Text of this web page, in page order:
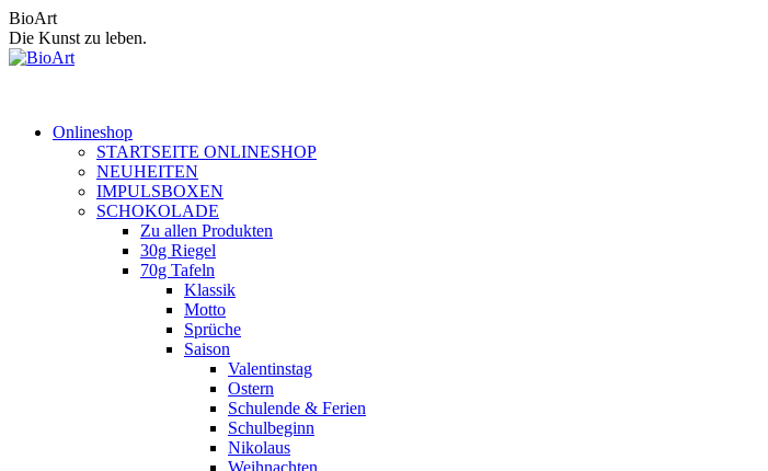
Zum
Inhalt
springen
BioArt
Die Kunst zu leben.
Onlineshop
STARTSEITE ONLINESHOP
NEUHEITEN
IMPULSBOXEN
SCHOKOLADE
Zu allen Produkten
30g Riegel
70g Tafeln
Klassik
Motto
Sprüche
Saison
Valentinstag
Ostern
Schulende & Ferien
Schulbeginn
Nikolaus
Weihnachten